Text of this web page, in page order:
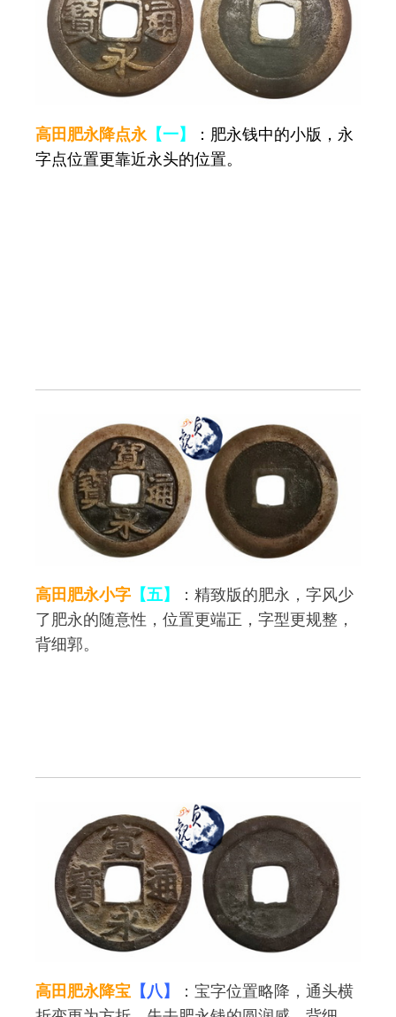
高田肥永降点永 【一】
：肥永钱中的小版，永
字点位置更靠近永头的位置。
高田肥永小字 【五】
：精致版的肥永，字风少
了肥永的随意性，位置更端正，字型更规整，
背细郭。
高田肥永降宝 【八】
：宝字位置略降，通头横